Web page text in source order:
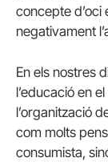
concepte d’oci
negativament
En els nostres
l’educació en
l’organització
com molts
consumista,